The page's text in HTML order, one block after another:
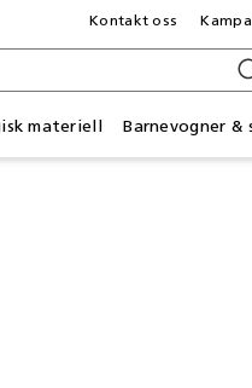
materiell Barnevogner &
Kontakt oss